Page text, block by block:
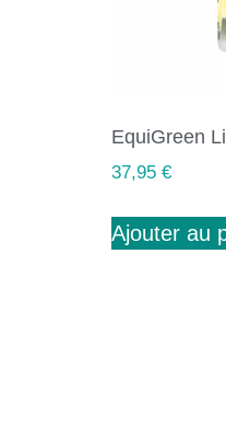
EquiGreen
37,95 €
Ajouter au